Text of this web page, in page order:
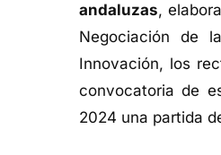
andaluzas,
Negociación de
Innovación, los
convocatoria de
2024 una partida